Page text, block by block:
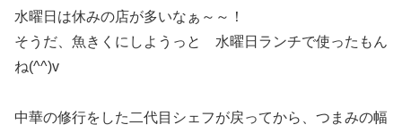
水曜日は休みの店が多いなぁ～～！
そうだ、魚きくにしようっと 水曜日ランチで使ったもん
ね(^^)v
中華の修行をした二代目シェフが戻ってから、つまみの幅